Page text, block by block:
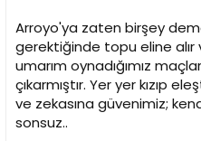
Arroyo'ya zaten birşey
gerektiğinde topu eline
umarım oynadığımız
çıkarmıştır. Yer yer kızıp
ve zekasına güvenimiz;
sonsuz..